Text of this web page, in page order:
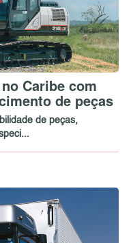
Caribe com
de peças
de peças,